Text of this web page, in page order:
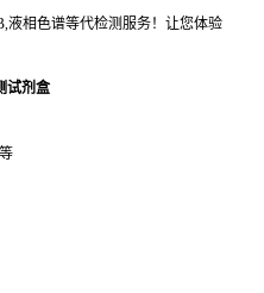
液相色谱等代检测服务！让您体验
试剂盒